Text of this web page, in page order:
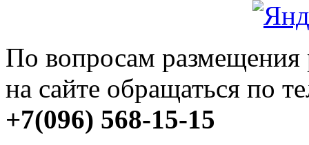
По вопросам размещения
на сайте обращаться по
+7(096) 568-15-15